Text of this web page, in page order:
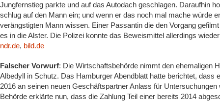
Jungfernstieg parkte und auf das Autodach geschlagen. Daraufhin
schlug auf den Mann ein; und wenn er das noch mal mache würde
verängstigten Mann wissen. Einer Passantin die den Vorgang
es in die Alster. Die Polizei konnte das Beweismittel allerdings
ndr.de, bild.de
Falscher Vorwurf: Die Wirtschaftsbehörde nimmt den ehemaligen
Albedyll in Schutz. Das Hamburger Abendblatt hatte berichtet, dass
2016 an seinen neuen Geschäftspartner Anlass für
Behörde erklärte nun, dass die Zahlung Teil einer bereits 2014